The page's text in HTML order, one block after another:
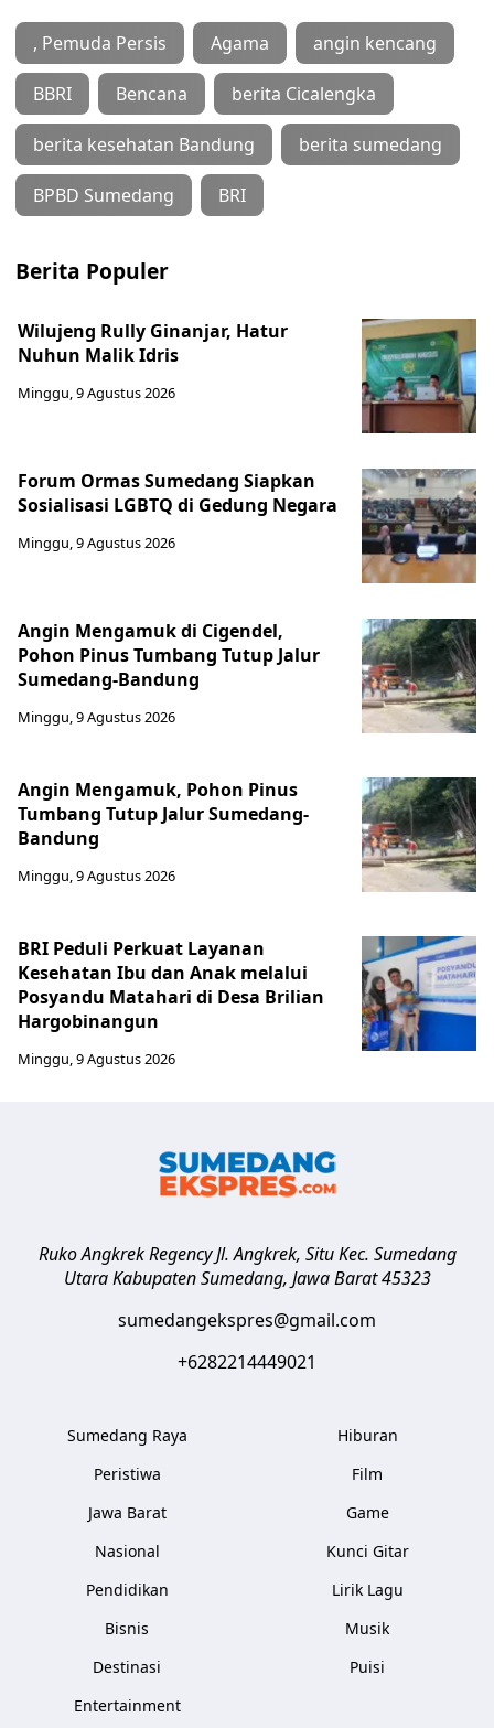
, Pemuda Persis Agama angin kencang
BBRI Bencana berita Cicalengka
berita kesehatan Bandung berita sumedang
BPBD Sumedang BRI
Berita Populer
Wilujeng Rully Ginanjar, Hatur
Nuhun Malik Idris
Minggu, 9 Agustus 2026
Forum Ormas Sumedang Siapkan
Sosialisasi LGBTQ di Gedung Negara
Minggu, 9 Agustus 2026
Angin Mengamuk di Cigendel,
Pohon Pinus Tumbang Tutup Jalur
Sumedang-Bandung
Minggu, 9 Agustus 2026
Angin Mengamuk, Pohon Pinus
Tumbang Tutup Jalur Sumedang-
Bandung
Minggu, 9 Agustus 2026
BRI Peduli Perkuat Layanan
Kesehatan Ibu dan Anak melalui
Posyandu Matahari di Desa Brilian
Hargobinangun
Minggu, 9 Agustus 2026
Ruko Angkrek Regency Jl. Angkrek, Situ Kec. Sumedang
Utara Kabupaten Sumedang, Jawa Barat 45323
sumedangekspres@gmail.com
+6282214449021
Sumedang Raya
Peristiwa
Jawa Barat
Nasional
Pendidikan
Bisnis
Destinasi
Entertainment
Hiburan
Film
Game
Kunci Gitar
Lirik Lagu
Musik
Puisi